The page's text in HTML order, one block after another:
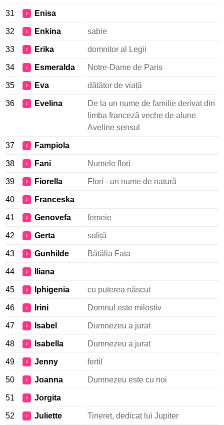
31 ♀ Enisa
32 ♀ Enkina sabie
33 ♀ Erika domnitor al Legii
34 ♀ Esmeralda Notre-Dame de Paris
35 ♀ Eva dătător de viață
36 ♀ Evelina
De la un nume de familie derivat din
limba franceză veche de alune
Aveline sensul
37 ♀ Fampiola
38 ♀ Fani Numele flori
39 ♀ Fiorella Flori - un nume de natură
40 ♀ Franceska
41 ♀ Genovefa femeie
42 ♀ Gerta suliță
43 ♀ Gunhilde Bătălia Fata
44 ♀ Iliana
45 ♀ Iphigenia cu puterea născut
46 ♀ Irini Domnul este milostiv
47 ♀ Isabel Dumnezeu a jurat
48 ♀ Isabella Dumnezeu a jurat
49 ♀ Jenny fertil
50 ♀ Joanna Dumnezeu este cu noi
51 ♀ Jorgita
52 ♀ Juliette Tineret, dedicat lui Jupiter